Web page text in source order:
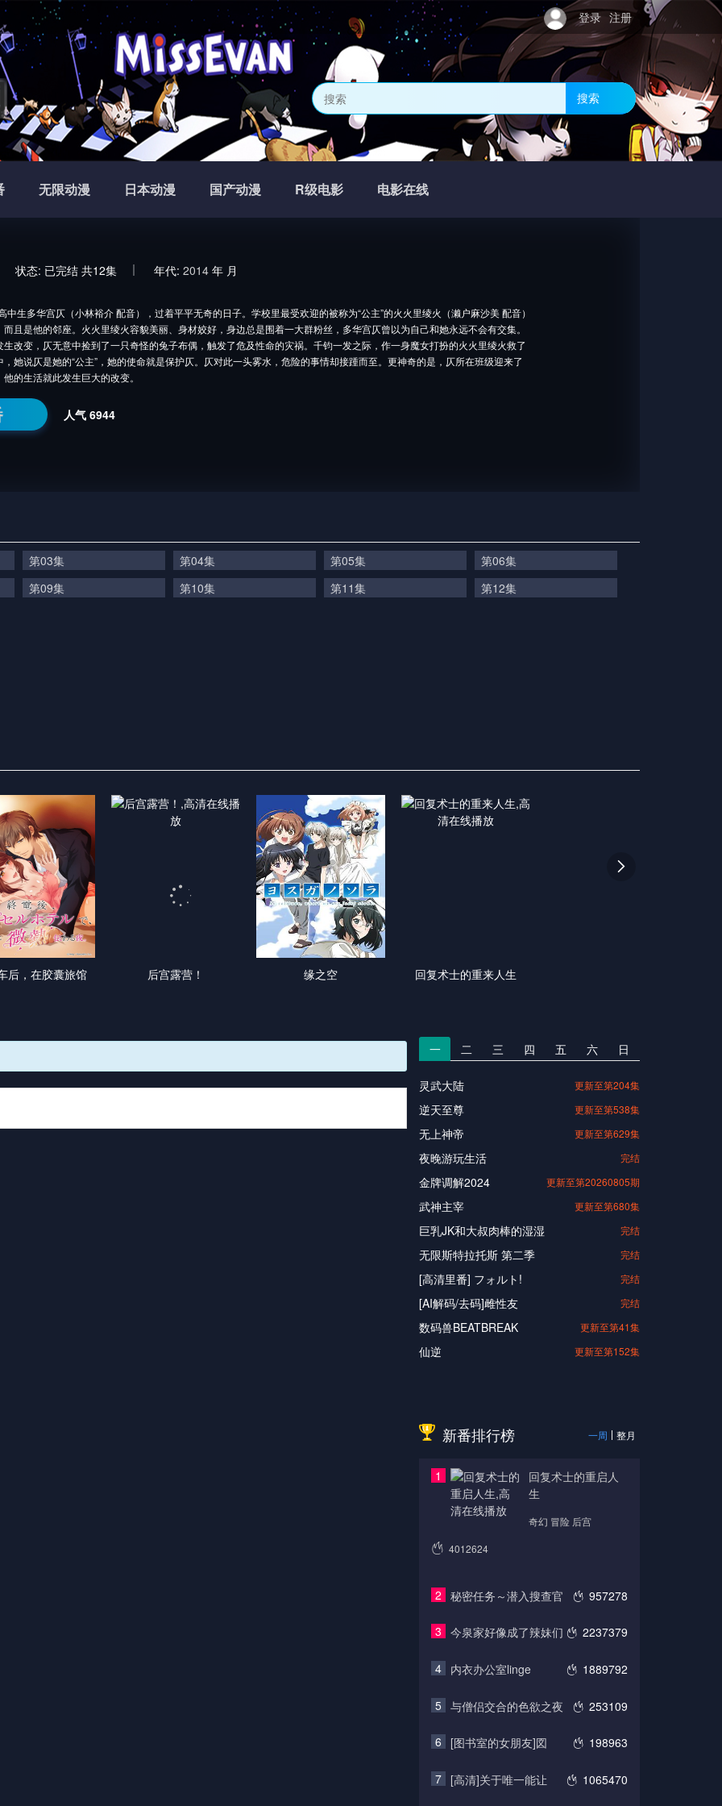
登录 注册
搜索
无限动漫 日本动漫 国产动漫 R级电影 电影在线
状态: 已完结 共12集 年代: 2014 年 月
多华宫仄（小林裕介 配音），过着平平无奇的日子。学校里最受欢迎的被称为“公主”的火火里绫火（濑户麻沙美 配音）
且是他的邻座。火火里绫火容貌美丽、身材姣好，身边总是围着一大群粉丝，多华宫仄曾以为自己和她永远不会有交集。
改变，仄无意中捡到了一只奇怪的兔子布偶，触发了危及性命的灾祸。千钧一发之际，作一身魔女打扮的火火里绫火救了
她说仄是她的“公主”，她的使命就是保护仄。仄对此一头雾水，危险的事情却接踵而至。更神奇的是，仄所在班级迎来了
的生活就此发生巨大的改变。
人气 6944
第03集 第04集 第05集
第06集
第09集
第10集 第11集 第12集
后，在胶囊旅馆 后宫露营！ 缘之空 回复术士的重来人生

一 二 三 四 五 六 日
灵武大陆 更新至第204集
逆天至尊 更新至第538集
无上神帝 更新至第629集
夜晚游玩生活 完结
金牌调解2024 更新至第20260805期
武神主宰 更新至第680集
巨乳JK和大叔肉棒的湿湿 完结
无限斯特拉托斯 第二季 完结
[高清里番] フォルト! 完结
[AI解码/去码]雌性友 完结
数码兽BEATBREAK 更新至第41集
仙逆 更新至第152集
新番排行榜 一周 整月
1
回复术士的重启人
生
奇幻 冒险 后宫
4012624
2 957278
秘密任务～潜入搜查官
3 2237379
今泉家好像成了辣妹们
4 1889792
内衣办公室linge
5 253109
与僧侣交合的色欲之夜
6 198963
[图书室的女朋友]図
7 1065470
[高清]关于唯一能让